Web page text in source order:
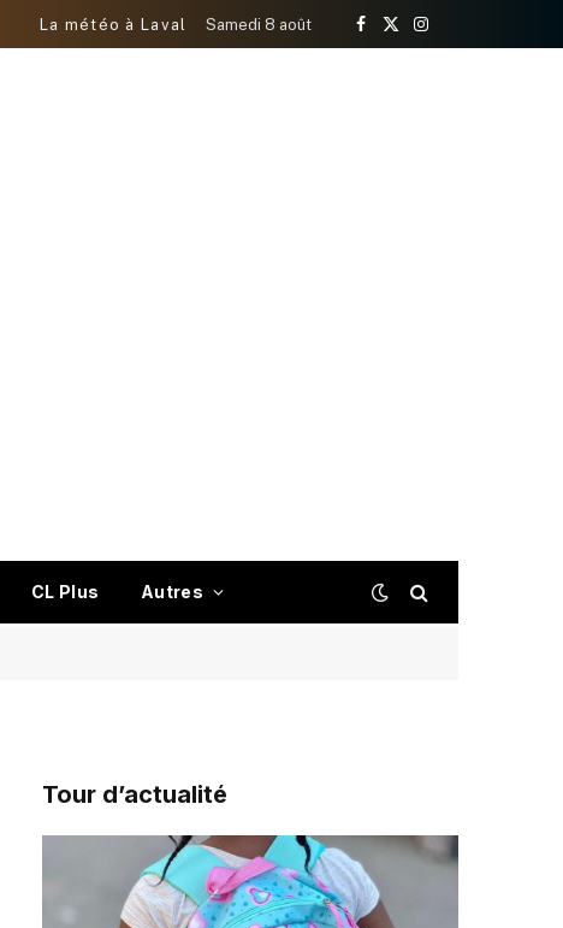
La météo à Laval Samedi 8 août
Facebook
X
Instagram
CL Plus Autres
Tour d’actualité